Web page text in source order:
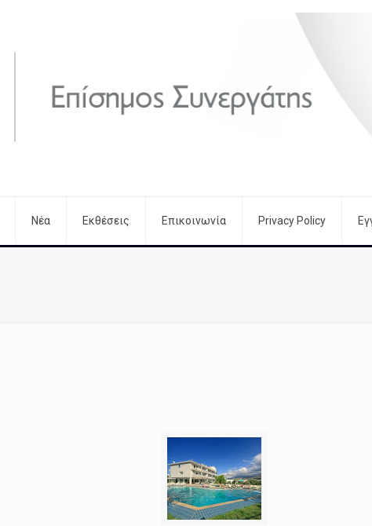
Νέα Εκθέσεις Επικοινωνία Privacy Policy